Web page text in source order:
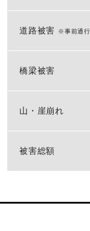
道路被害 ※事前通行
橋梁被害
山・崖崩れ
被害総額